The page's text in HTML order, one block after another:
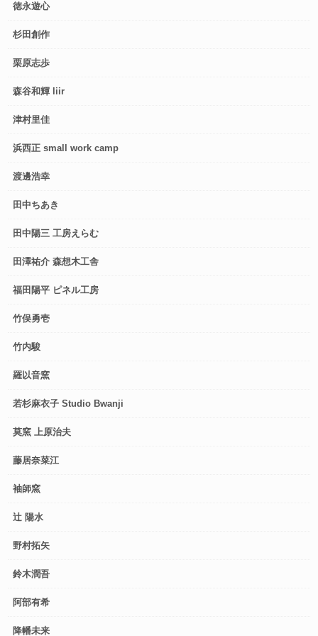
徳永遊心
杉田創作
栗原志歩
森谷和輝 liir
津村里佳
浜西正 small work camp
渡邊浩幸
田中ちあき
田中陽三 工房えらむ
田澤祐介 森想木工舎
福田陽平 ピネル工房
竹俣勇壱
竹内駿
羅以音窯
若杉麻衣子 Studio Bwanji
莫窯 上原治夫
藤居奈菜江
袖師窯
辻 陽水
野村拓矢
鈴木潤吾
阿部有希
降幡未来